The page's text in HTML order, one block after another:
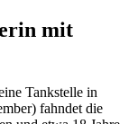
mit
Tankstelle in
fahndet die